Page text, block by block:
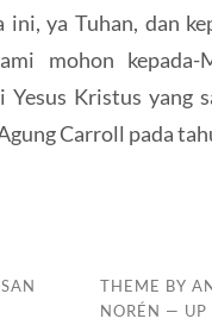
ya Tuhan, dan
mohon kepada-
Kristus yang
Carroll pada
THEME BY
NORÉN — UP